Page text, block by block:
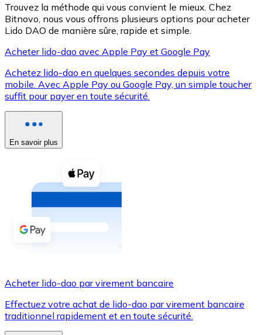
XRP
XRP
Voir toutes
Coupons crypto
Achetez des cryptomonnaies en espèces et d'autres
Acheter avec espèces
Virement SEPA
Utilisez les cartes Visa et Mastercard pour acheter
Trouvez la méthode qui vous convient le mieux. Chez
Bitnovo, nous vous offrons plusieurs options pour acheter
Lido DAO de manière sûre, rapide et simple.
Acheter lido-dao avec Apple Pay et Google Pay
Achetez lido-dao en quelques secondes depuis votre
mobile. Avec Apple Pay ou Google Pay, un simple toucher
suffit pour payer en toute sécurité.
En savoir plus
Acheter lido-dao par virement bancaire
Effectuez votre achat de lido-dao par virement bancaire
traditionnel rapidement et en toute sécurité.